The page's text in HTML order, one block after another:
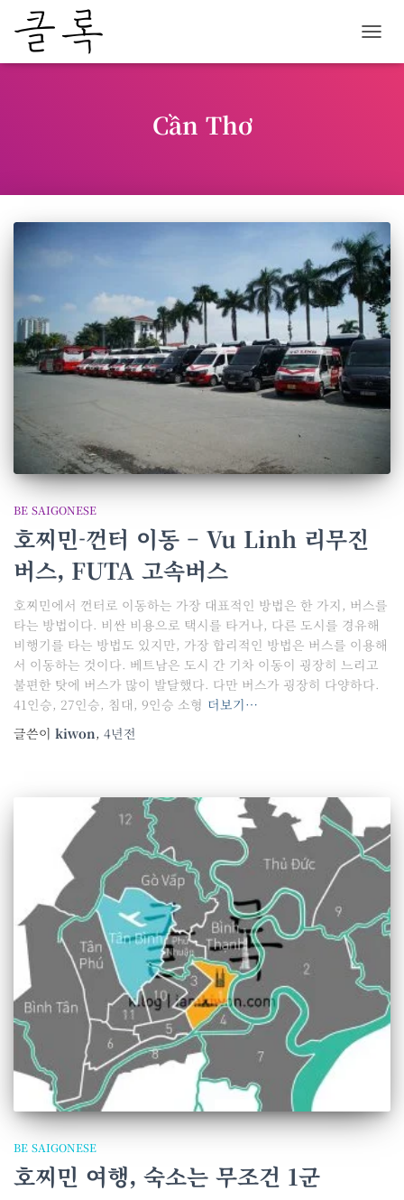
비
Cần Thơ
BE SAIGONESE
호찌민-껀터 이동 – Vu Linh 리무진
버스, FUTA 고속버스
호찌민에서 껀터로 이동하는 가장 대표적인 방법은 한 가지, 버스를
타는 방법이다. 비싼 비용으로 택시를 타거나, 다른 도시를 경유해
비행기를 타는 방법도 있지만, 가장 합리적인 방법은 버스를 이용해
서 이동하는 것이다. 베트남은 도시 간 기차 이동이 굉장히 느리고
불편한 탓에 버스가 많이 발달했다. 다만 버스가 굉장히 다양하다.
41인승, 27인승, 침대, 9인승 소형 더보기…
글쓴이 kiwon, 4년전
BE SAIGONESE
호찌민 여행, 숙소는 무조건 1군